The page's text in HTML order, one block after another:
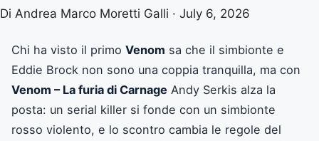
Di Andrea Marco Moretti Galli · July 6, 2026
Chi ha visto il primo Venom sa che il simbionte e
Eddie Brock non sono una coppia tranquilla, ma con
Venom – La furia di Carnage Andy Serkis alza la
posta: un serial killer si fonde con un simbionte
rosso violento, e lo scontro cambia le regole del